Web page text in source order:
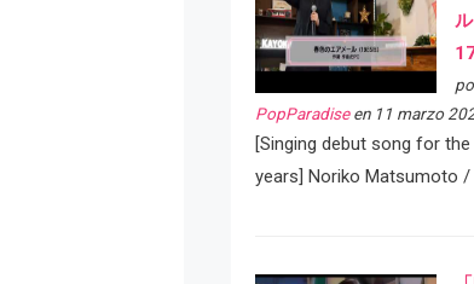
PopParadiseen 11 marzo
[Singing debut song for
years] Noriko Matsumoto /